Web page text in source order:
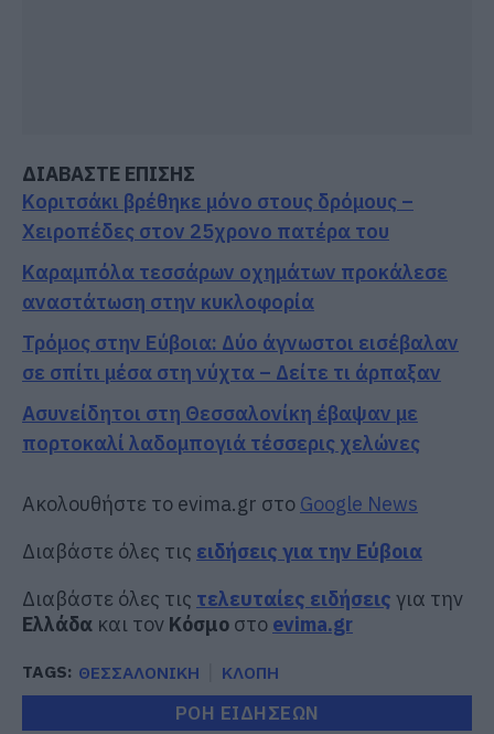
ΔΙΑΒΑΣΤΕ ΕΠΙΣΗΣ
Κοριτσάκι βρέθηκε μόνο στους δρόμους –
Χειροπέδες στον 25χρονο πατέρα του
Καραμπόλα τεσσάρων οχημάτων προκάλεσε
αναστάτωση στην κυκλοφορία
Τρόμος στην Εύβοια: Δύο άγνωστοι εισέβαλαν
σε σπίτι μέσα στη νύχτα – Δείτε τι άρπαξαν
Ασυνείδητοι στη Θεσσαλονίκη έβαψαν με
πορτοκαλί λαδομπογιά τέσσερις χελώνες
Ακολουθήστε το evima.gr στο Google News
Διαβάστε όλες τις ειδήσεις για την Εύβοια
Διαβάστε όλες τις τελευταίες ειδήσεις για την
Ελλάδα και τον Κόσμο στο evima.gr
TAGS: ΘΕΣΣΑΛΟΝΙΚΗ ΚΛΟΠΗ
ΡΟΗ ΕΙΔΗΣΕΩΝ